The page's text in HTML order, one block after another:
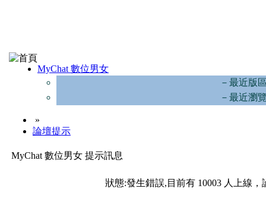
MyChat 數位男女
－最近版
－最近瀏
»
論壇提示
MyChat 數位男女 提示訊息
狀態:發生錯誤,目前有 10003 人上線